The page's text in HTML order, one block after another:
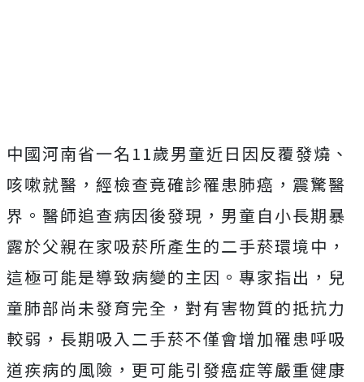
中國河南省一名11歲男童近日因反覆發燒、
咳嗽就醫，經檢查竟確診罹患肺癌，震驚醫
界。醫師追查病因後發現，男童自小長期暴
露於父親在家吸菸所產生的二手菸環境中，
這極可能是導致病變的主因。專家指出，兒
童肺部尚未發育完全，對有害物質的抵抗力
較弱，長期吸入二手菸不僅會增加罹患呼吸
道疾病的風險，更可能引發癌症等嚴重健康